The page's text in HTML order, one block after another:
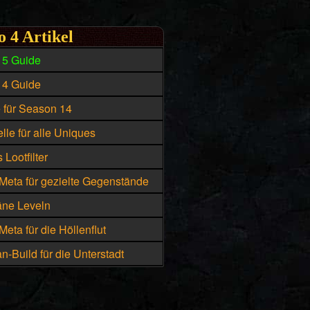
4 Artikel
Guide
Guide
Season 14
für alle Uniques
Lootfilter
für gezielte Gegenstände
Leveln
für die Höllenflut
Build für die Unterstadt